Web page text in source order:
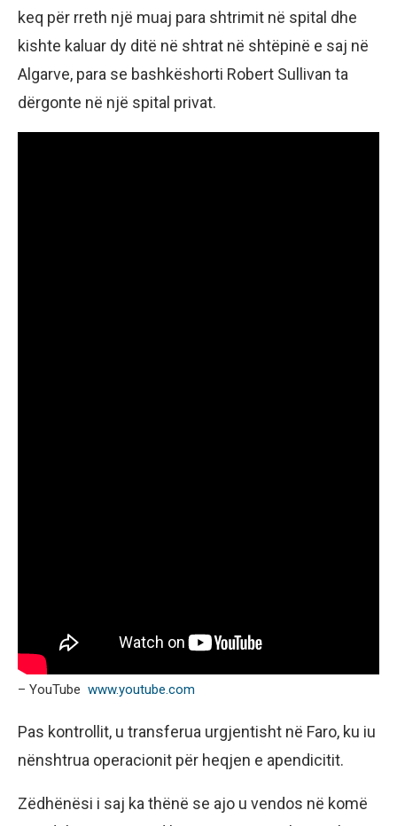
keq për rreth një muaj para shtrimit në spital dhe
kishte kaluar dy ditë në shtrat në shtëpinë e saj në
Algarve, para se bashkëshorti Robert Sullivan ta
dërgonte në një spital privat.
– YouTube www.youtube.com
Pas kontrollit, u transferua urgjentisht në Faro, ku iu
nënshtrua operacionit për heqjen e apendicitit.
Zëdhënësi i saj ka thënë se ajo u vendos në komë